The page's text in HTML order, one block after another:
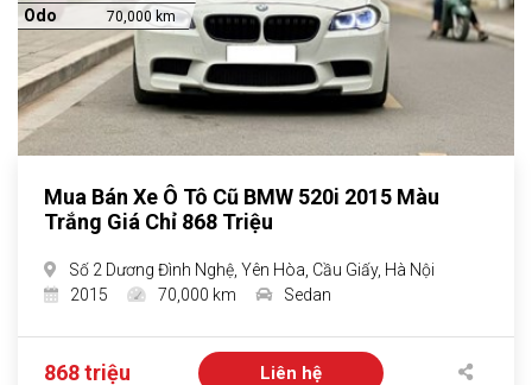
Odo 70,000 km
Mua Bán Xe Ô Tô Cũ BMW 520i 2015 Màu
Trắng Giá Chỉ 868 Triệu
Số 2 Dương Đình Nghệ, Yên Hòa, Cầu Giấy, Hà Nội
2015
70,000 km Sedan
868 triệu Liên hệ